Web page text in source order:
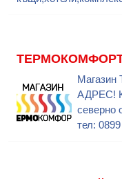
ТЕРМОКОМФОРТ
Магазин
АДРЕС!
северно
тел: